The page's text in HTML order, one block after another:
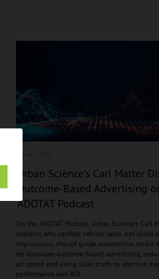
Urban Science’s Carl Matter
Outcome-Based Advertising
ADOTAT Podcast
On the ADOTAT Podcast, Urban Science’s Carl
explains why verified vehicle sales, not clicks
impressions, should guide automotive media
He discusses outcome-based advertising,
ad spend and using sales truth to improve
performance and ROI.